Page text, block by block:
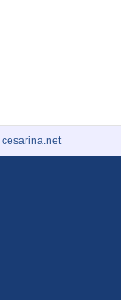
cesarina.net